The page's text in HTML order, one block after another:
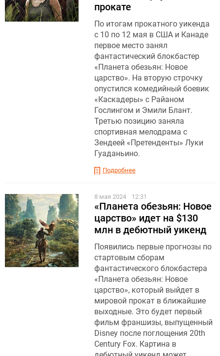
прокате
По итогам прокатного уикенда
с 10 по 12 мая в США и Канаде
первое место занял
фантастический блокбастер
«Планета обезьян: Новое
царство». На вторую строчку
опустился комедийный боевик
«Каскадеры» с Райаном
Гослингом и Эмили Блант.
Третью позицию заняла
спортивная мелодрама с
Зендеей «Претенденты» Луки
Гуаданьино.
Подробнее
8 мая 2024 12:31
«Планета обезьян: Новое
царство» идет на $130
млн в дебютный уикенд
Появились первые прогнозы по
стартовым сборам
фантастического блокбастера
«Планета обезьян: Новое
царство», который выйдет в
мировой прокат в ближайшие
выходные. Это будет первый
фильм франшизы, выпущенный
Disney после поглощения 20th
Century Fox. Картина в